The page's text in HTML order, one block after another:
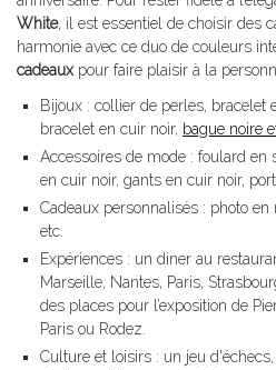
White, il est essentiel de choisir des
harmonie avec ce duo de couleurs
cadeauxpour faire plaisir à la
Bijoux : collier de perles, bracelet
bracelet en cuir noir, bague noire
Accessoires de mode : foulard en
en cuir noir, gants en cuir noir,
Cadeaux personnalisés : photo
etc.
Expériences : un diner au
Marseille, Nantes, Paris,
des places pour l’exposition de
Paris ou Rodez.
Culture et loisirs : un jeu